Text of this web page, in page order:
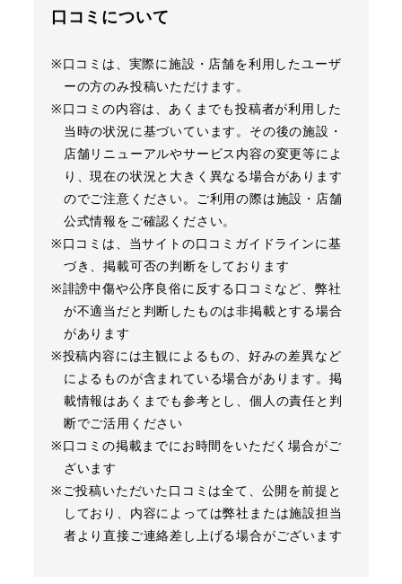
口コミについて
※口コミは、実際に施設・店舗を利用したユーザ
ーの方のみ投稿いただけます。
※口コミの内容は、あくまでも投稿者が利用した
当時の状況に基づいています。その後の施設・
店舗リニューアルやサービス内容の変更等によ
り、現在の状況と大きく異なる場合があります
のでご注意ください。ご利用の際は施設・店舗
公式情報をご確認ください。
※口コミは、当サイトの口コミガイドラインに基
づき、掲載可否の判断をしております
※誹謗中傷や公序良俗に反する口コミなど、弊社
が不適当だと判断したものは非掲載とする場合
があります
※投稿内容には主観によるもの、好みの差異など
によるものが含まれている場合があります。掲
載情報はあくまでも参考とし、個人の責任と判
断でご活用ください
※口コミの掲載までにお時間をいただく場合がご
ざいます
※ご投稿いただいた口コミは全て、公開を前提と
しており、内容によっては弊社または施設担当
者より直接ご連絡差し上げる場合がございます